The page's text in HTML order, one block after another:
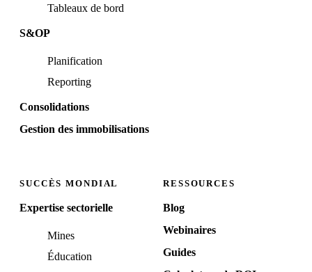
Tableaux de bord
S&OP
Planification
Reporting
Consolidations
Gestion des immobilisations
SUCCÈS MONDIAL
Expertise sectorielle
Mines
Éducation
RESSOURCES
Blog
Webinaires
Guides